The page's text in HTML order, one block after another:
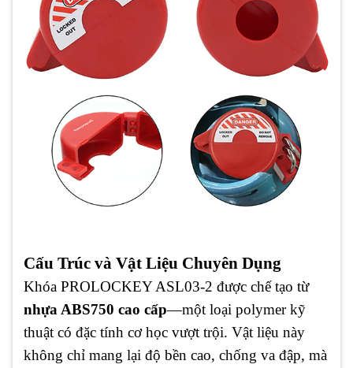
Cấu Trúc và Vật Liệu Chuyên Dụng
Khóa PROLOCKEY ASL03-2 được chế tạo từ
nhựa ABS750 cao cấp—một loại polymer kỹ
thuật có đặc tính cơ học vượt trội. Vật liệu này
không chỉ mang lại độ bền cao, chống va đập, mà